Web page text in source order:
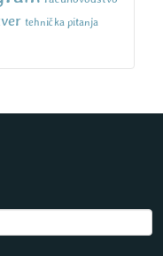
tehnička pitanja